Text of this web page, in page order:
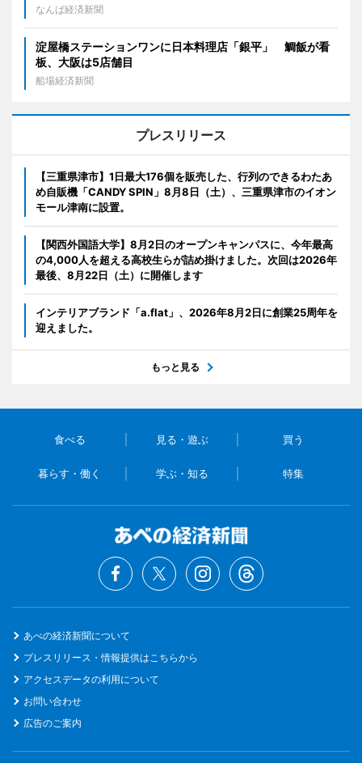
なんば経済新聞
淀屋橋ステーションワンに日本料理店「銀平」 鯛飯が看
板、大阪は5店舗目
船場経済新聞
プレスリリース
【三重県津市】1日最大176個を販売した、行列のできるわたあ
め自販機「CANDY SPIN」8月8日（土）、三重県津市のイオン
モール津南に設置。
【関西外国語大学】8月2日のオープンキャンパスに、今年最高
の4,000人を超える高校生らが詰め掛けました。次回は2026年
最後、8月22日（土）に開催します
インテリアブランド「a.flat」、2026年8月2日に創業25周年を
迎えました。
もっと見る
食べる 見る・遊ぶ 買う
暮らす・働く 学ぶ・知る 特集
あべの経済新聞について
プレスリリース・情報提供はこちらから
アクセスデータの利用について
お問い合わせ
広告のご案内